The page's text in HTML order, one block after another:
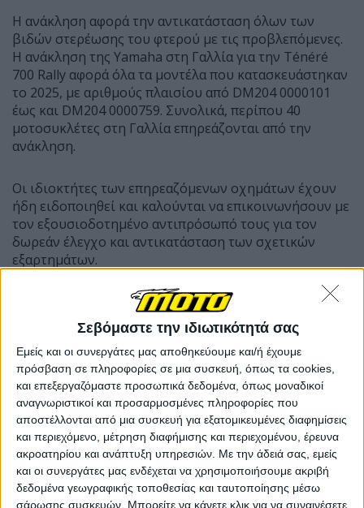
Σεβόμαστε την ιδιωτικότητά σας
Εμείς και οι συνεργάτες μας αποθηκεύουμε και/ή έχουμε
πρόσβαση σε πληροφορίες σε μια συσκευή, όπως τα cookies,
και επεξεργαζόμαστε προσωπικά δεδομένα, όπως μοναδικοί
αναγνωριστικοί και προσαρμοσμένες πληροφορίες που
αποστέλλονται από μια συσκευή για εξατομικευμένες διαφημίσεις
και περιεχόμενο, μέτρηση διαφήμισης και περιεχομένου, έρευνα
ακροατηρίου και ανάπτυξη υπηρεσιών. Με την άδειά σας, εμείς
και οι συνεργάτες μας ενδέχεται να χρησιμοποιήσουμε ακριβή
δεδομένα γεωγραφικής τοποθεσίας και ταυτοποίησης μέσω
σάρωσης συσκευών. Μπορείτε να κάνετε κλικ για να συναινέσετε
Η ανάκληση αφορά την αντικατάσταση όλων των
βιδών στερέωσης του φτερού με τις προβλεπόμενες.
Η ανάκληση της Yamaha στη Γαλλία για την Ténéré
700 Rally αφορά όλα τα μοντέλα που κατασκευάστηκαν
το 2025, με αριθμούς πλαισίου από DM204 0000101
έως και DM204 0000759. Συνολικά, περίπου 40
μοτοσυκλέτες στη Γαλλία επηρεάζονται από την
ανάκληση.
Οι ιδιοκτήτες των επηρεαζόμενων οχημάτων έχουν
ήδη ειδοποιηθεί και καλούνται να επικοινωνήσουν με
τον εξουσιοδοτημένο αντιπρόσωπό τους για τον
δωρεάν έλεγχο και αντικατάσταση των σχετικών
εξαρτημάτων.